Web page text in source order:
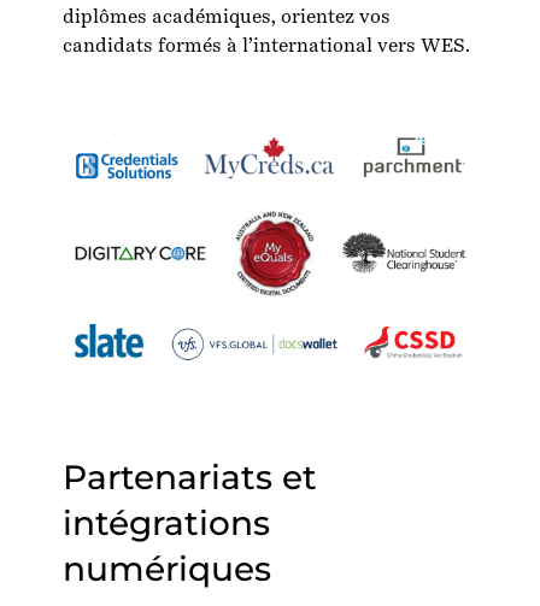
diplômes académiques, orientez vos
candidats formés à l’international vers WES.
Partenariats et
intégrations
numériques